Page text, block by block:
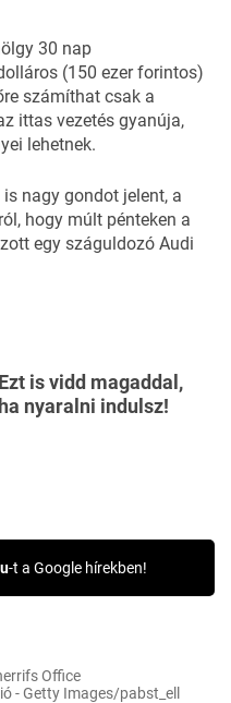
30 nap
(150 ezer forintos)
számíthat csak a
ittas vezetés gyanúja,
lehetnek.
nagy gondot jelent, a
hogy múlt pénteken a
egy száguldozó Audi
Ezt is vidd magaddal,
ha nyaralni indulsz!
-t a Google hírekben!
Office
- Getty Images/pabst_ell